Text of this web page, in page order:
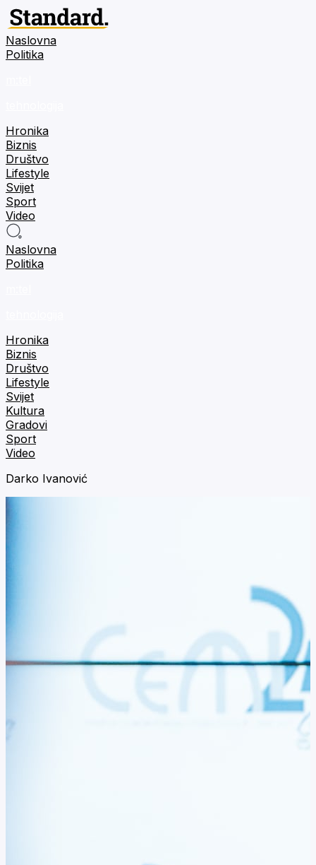
Naslovna
Politika
Hronika
Biznis
Društvo
Lifestyle
Svijet
Sport
Video
Naslovna
Politika
Hronika
Biznis
Društvo
Lifestyle
Svijet
Kultura
Gradovi
Sport
Video
Darko Ivanović